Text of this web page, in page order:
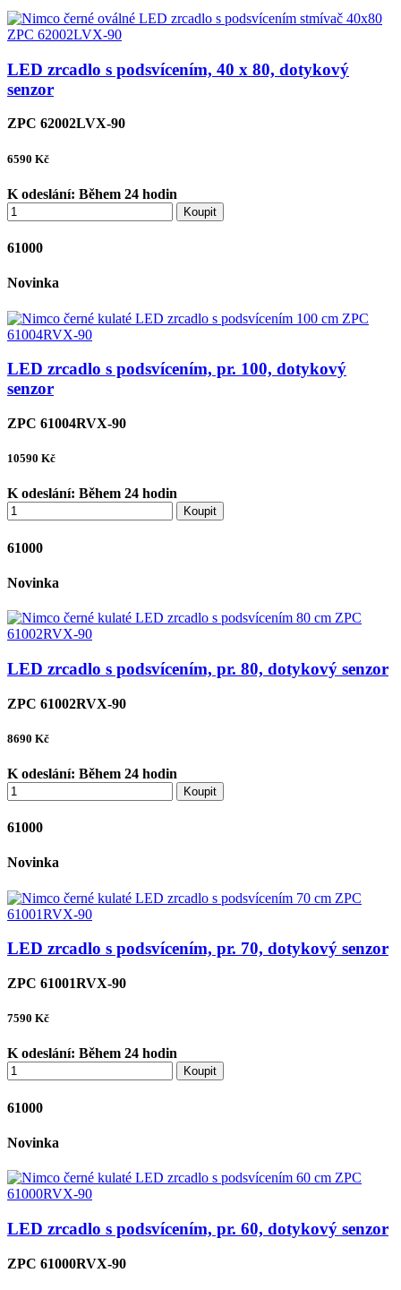
LED zrcadlo s podsvícením, 40 x 80, dotykový
senzor
ZPC 62002LVX-90
6590 Kč
K odeslání: Během 24 hodin
Koupit
61000
Novinka
LED zrcadlo s podsvícením, pr. 100, dotykový
senzor
ZPC 61004RVX-90
10590 Kč
K odeslání: Během 24 hodin
Koupit
61000
Novinka
LED zrcadlo s podsvícením, pr. 80, dotykový senzor
ZPC 61002RVX-90
8690 Kč
K odeslání: Během 24 hodin
Koupit
61000
Novinka
LED zrcadlo s podsvícením, pr. 70, dotykový senzor
ZPC 61001RVX-90
7590 Kč
K odeslání: Během 24 hodin
Koupit
61000
Novinka
LED zrcadlo s podsvícením, pr. 60, dotykový senzor
ZPC 61000RVX-90